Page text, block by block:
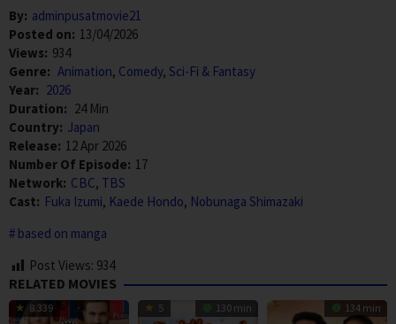
By: adminpusatmovie21
Posted on: 13/04/2026
Views: 934
Genre: Animation, Comedy, Sci-Fi & Fantasy
Year: 2026
Duration: 24 Min
Country: Japan
Release: 12 Apr 2026
Number Of Episode: 17
Network: CBC, TBS
Cast: Fuka Izumi, Kaede Hondo, Nobunaga Shimazaki
based on manga
Post Views: 934
RELATED MOVIES
8.339 5 130 min 134 min